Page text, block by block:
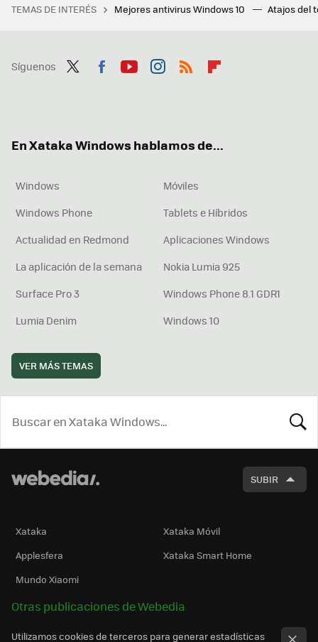
TEMAS DE INTERÉS Mejores antivirus Windows 10 Atajos del
Síguenos
En Xataka Windows hablamos de...
Windows
Móviles
Windows Phone
Tablets e Híbridos
Actualidad en Redmond
Aplicaciones Windows
La aplicación de la semana
Nokia Lumia 925
Surface Pro 3
Windows Phone 8.1 GDR1
Lumia Denim
Windows 10
VER MÁS TEMAS
SUBIR
Xataka
Xataka Móvil
Applesfera
Xataka Smart Home
Mundo Xiaomi
Otras publicaciones de Webedia
Utilizamos cookies de terceros para generar estadísticas